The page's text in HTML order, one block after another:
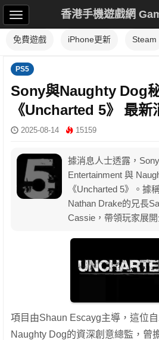
香港手機遊戲網
免費遊戲 iPhone更新 Steam
PS5
Sony與Naughty Dog
《Uncharted 5》 最新
2025-08-14 15159
據消息人士透露，
Entertainment 與
《Uncharted 5》。據
Nathan Drake的兄長
Cassie，帶領玩家展開
項目由Shaun Escayg主導，這位
Naughty Dog的資深創意總監，曾